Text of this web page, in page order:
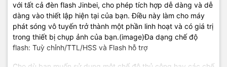
với tất cả đèn flash Jinbei, cho phép tích hợp dễ dàng và dễ
dàng vào thiết lập hiện tại của bạn. Điều này làm cho máy
phát sóng vô tuyến trở thành một phần linh hoạt và có giá trị
trong thiết bị chụp ảnh của bạn.(image)Đa dạng chế độ
flash: Tuỳ chỉnh/TTL/HSS và Flash hỗ trợ